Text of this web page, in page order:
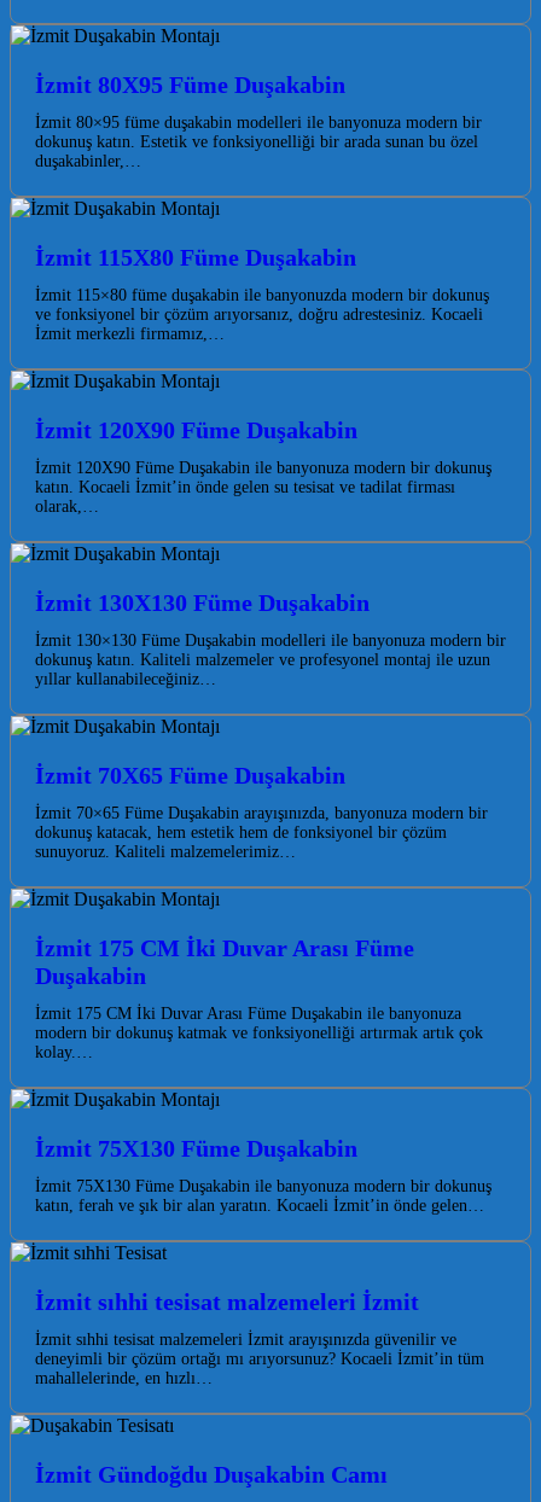
İzmit 80X95 Füme Duşakabin
İzmit 80×95 füme duşakabin modelleri ile banyonuza modern bir
dokunuş katın. Estetik ve fonksiyonelliği bir arada sunan bu özel
duşakabinler,…
İzmit 115X80 Füme Duşakabin
İzmit 115×80 füme duşakabin ile banyonuzda modern bir dokunuş
ve fonksiyonel bir çözüm arıyorsanız, doğru adrestesiniz. Kocaeli
İzmit merkezli firmamız,…
İzmit 120X90 Füme Duşakabin
İzmit 120X90 Füme Duşakabin ile banyonuza modern bir dokunuş
katın. Kocaeli İzmit’in önde gelen su tesisat ve tadilat firması
olarak,…
İzmit 130X130 Füme Duşakabin
İzmit 130×130 Füme Duşakabin modelleri ile banyonuza modern bir
dokunuş katın. Kaliteli malzemeler ve profesyonel montaj ile uzun
yıllar kullanabileceğiniz…
İzmit 70X65 Füme Duşakabin
İzmit 70×65 Füme Duşakabin arayışınızda, banyonuza modern bir
dokunuş katacak, hem estetik hem de fonksiyonel bir çözüm
sunuyoruz. Kaliteli malzemelerimiz…
İzmit 175 CM İki Duvar Arası Füme
Duşakabin
İzmit 175 CM İki Duvar Arası Füme Duşakabin ile banyonuza
modern bir dokunuş katmak ve fonksiyonelliği artırmak artık çok
kolay.…
İzmit 75X130 Füme Duşakabin
İzmit 75X130 Füme Duşakabin ile banyonuza modern bir dokunuş
katın, ferah ve şık bir alan yaratın. Kocaeli İzmit’in önde gelen…
İzmit sıhhi tesisat malzemeleri İzmit
İzmit sıhhi tesisat malzemeleri İzmit arayışınızda güvenilir ve
deneyimli bir çözüm ortağı mı arıyorsunuz? Kocaeli İzmit’in tüm
mahallelerinde, en hızlı…
İzmit Gündoğdu Duşakabin Camı